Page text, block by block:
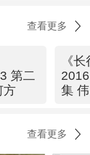
查看更多
第二
方
《
集
查看更多